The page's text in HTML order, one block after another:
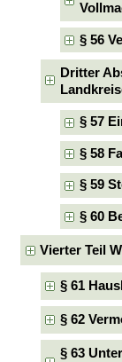
§ 56
Dritter
§ 57
§ 58
§ 59
§ 60
Vierter Teil
§ 61
§ 62
§ 63